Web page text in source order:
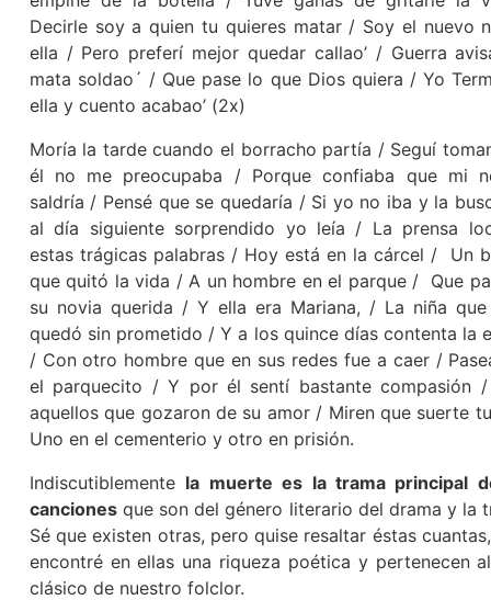
Decirle soy a quien tu quieres matar / Soy el nuevo
ella / Pero preferí mejor quedar callao’ / Guerra
mata soldao´ / Que pase lo que Dios quiera / Yo
ella y cuento acabao’ (2x)
Moría la tarde cuando el borracho partía / Seguí
él no me preocupaba / Porque confiaba que mi
saldría / Pensé que se quedaría / Si yo no iba y la
al día siguiente sorprendido yo leía / La prensa
estas trágicas palabras / Hoy está en la cárcel / Un
que quitó la vida / A un hombre en el parque / Que
su novia querida / Y ella era Mariana, / La niña que
quedó sin prometido / Y a los quince días contenta la
/ Con otro hombre que en sus redes fue a caer /
el parquecito / Y por él sentí bastante compasión /
aquellos que gozaron de su amor / Miren que suerte
Uno en el cementerio y otro en prisión.
Indiscutiblemente la muerte es la trama principal
cancionesque son del género literario del drama y la
Sé que existen otras, pero quise resaltar éstas
encontré en ellas una riqueza poética y pertenecen
clásico de nuestro folclor.